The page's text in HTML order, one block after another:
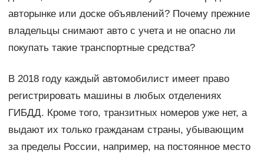
авторынке или доске объявлений? Почему прежние
владельцы снимают авто с учета и не опасно ли
покупать такие транспортные средства?
В 2018 году каждый автомобилист имеет право
регистрировать машины в любых отделениях
ГИБДД. Кроме того, транзитных номеров уже нет, а
выдают их только гражданам страны, убывающим
за пределы России, например, на постоянное место